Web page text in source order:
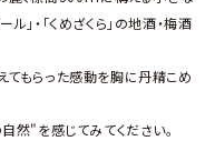
」・「くめざくら」の地酒・梅酒
てもらった感動を胸に丹精こめ
然"を感じてみてください。